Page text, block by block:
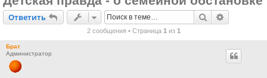
и
Ответить
Ответить Поиск
2 сообщения • Страница 1 из 1
Брат
Администратор